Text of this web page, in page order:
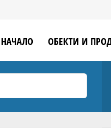
НАЧАЛО ОБЕКТИ И